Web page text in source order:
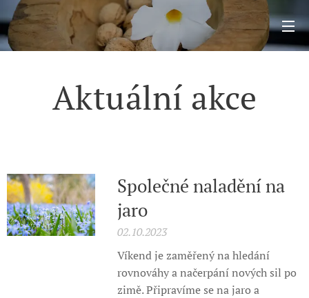
Aktuální akce
Společné naladění na
jaro
02.10.2023
Víkend je zaměřený na hledání
rovnováhy a načerpání nových sil po
zimě. Připravíme se na jaro a